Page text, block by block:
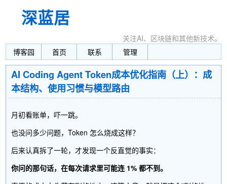
深蓝居
关注AI、区块链和其他新技术。
博客园
首页 联系 管理
AI Coding Agent Token成本优化指南（上）：成
本结构、使用习惯与模型路由
月初看账单，吓一跳。
也没问多少问题，Token 怎么烧成这样？
后来认真拆了一轮，才发现一个反直觉的事实：
你问的那句话，在每次请求里可能连 1% 都不到。